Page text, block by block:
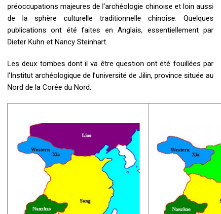
préoccupations majeures de l’archéologie chinoise et loin aussi
de la sphère culturelle traditionnelle chinoise. Quelques
publications ont été faites en Anglais, essentiellement par
Dieter Kuhn et Nancy Steinhart.
Les deux tombes dont il va être question ont été fouillées par
l’Institut archéologique de l’université de Jilin, province située au
Nord de la Corée du Nord.